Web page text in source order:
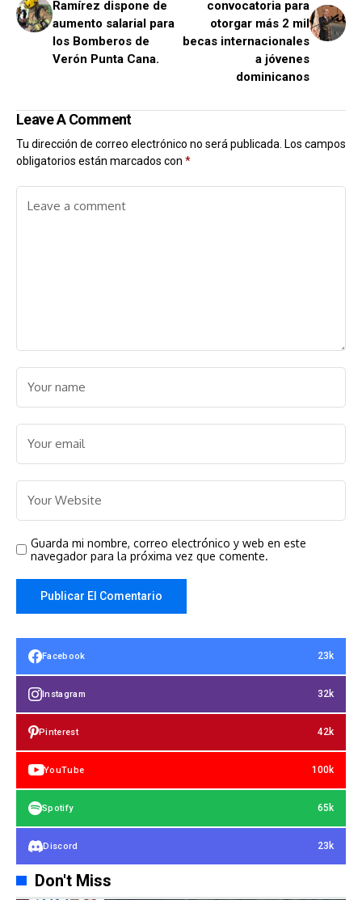
Ramírez dispone de
aumento salarial para
los Bomberos de
Verón Punta Cana.
convocatoria para
otorgar más 2 mil
becas internacionales
a jóvenes
dominicanos
Leave A Comment
Tu dirección de correo electrónico no será publicada. Los campos
obligatorios están marcados con *
Guarda mi nombre, correo electrónico y web en este
navegador para la próxima vez que comente.
Facebook 23k
Instagram 32k
Pinterest 42k
YouTube 100k
Spotify 65k
Discord 23k
Don't Miss